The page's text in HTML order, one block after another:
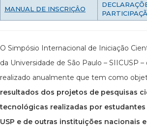
MANUAL DE INSCRIÇÂO
O Simpósio Internacional de Iniciação
da Universidade de São Paulo – SIICUSP
realizado anualmente que tem como
resultados dos projetos de pesquisas
tecnológicas realizadas por estudantes
USP e de outras instituições nacionais